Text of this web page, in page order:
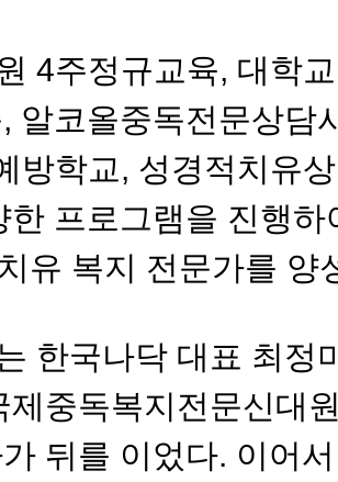
4주정규교육, 대학
알코올중독전문상담
방학교, 성경적치유
한 프로그램을 진행
유 복지 전문가를 양
한국나닥 대표 최정
제중독복지전문신대
뒤를 이었다. 이어